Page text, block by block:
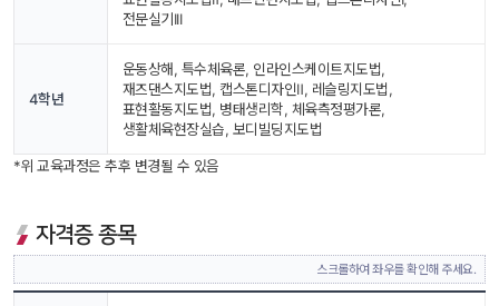
전문실기III
4학년
운동상해, 특수체육론, 인라인스케이트지도법,
재즈댄스지도법, 캡스톤디자인Ⅱ, 레슬링지도법,
표현활동지도법, 병태생리학, 체육측정평가론,
생활체육현장실습, 보디빌딩지도법
*위 교육과정은 추후 변경될 수 있음
자격증 종목
스크롤하여 좌우를 확인해 주세요.